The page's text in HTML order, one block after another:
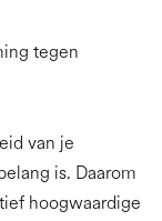
tegen
van je
is. Daarom
hoogwaardige